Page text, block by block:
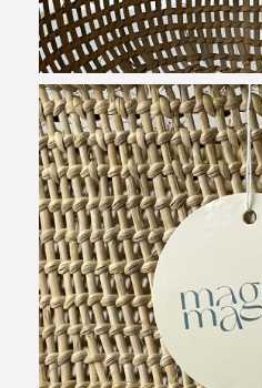
お買い物
カート